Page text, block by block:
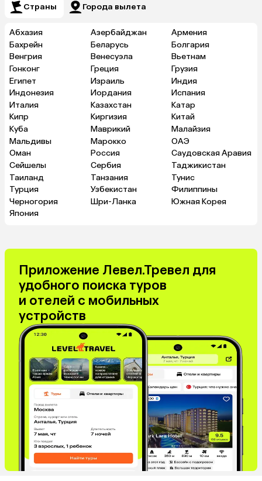
Страны Города вылета
Абхазия Азербайджан
Армения
Бахрейн
Беларусь
Болгария
Венгрия
Венесуэла
Вьетнам
Гонконг
Греция
Грузия
Египет
Израиль
Индия
Индонезия
Иордания
Испания
Италия
Казахстан
Катар
Кипр
Киргизия
Китай
Куба
Маврикий
Малайзия
Мальдивы
Марокко
ОАЭ
Оман
Россия
Саудовская Аравия
Сейшелы
Сербия
Таджикистан
Таиланд
Танзания
Тунис
Турция
Узбекистан
Филиппины
Черногория
Шри-Ланка
Южная Корея
Япония
Приложение Левел.Тревел для
удобного поиска туров
и отелей с мобильных
устройств